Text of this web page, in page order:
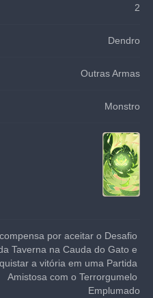
2
Dendro
Outras Armas
Monstro
por aceitar o Desafio
Taverna na Cauda do Gato e
a vitória em uma Partida
Amistosa com o Terrorgumelo
Emplumado